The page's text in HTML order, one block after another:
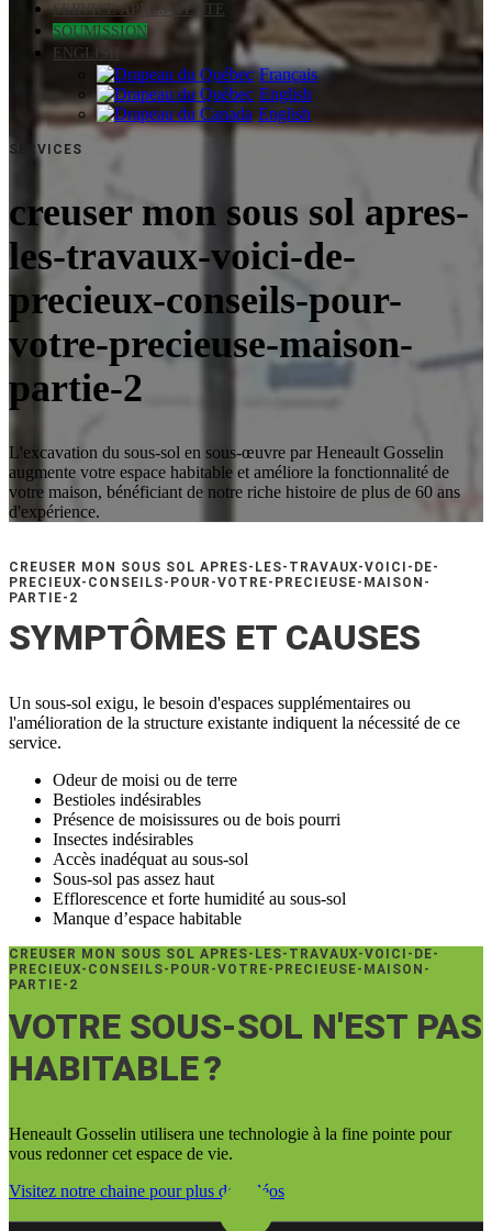
SERVICE APRÈS-VENTE
SOUMISSION
ENGLISH
Français
English
English
SERVICES
creuser mon sous sol apres-
les-travaux-voici-de-
precieux-conseils-pour-
votre-precieuse-maison-
partie-2
L'excavation du sous-sol en sous-œuvre par Heneault Gosselin
augmente votre espace habitable et améliore la fonctionnalité de
votre maison, bénéficiant de notre riche histoire de plus de 60 ans
d'expérience.
CREUSER MON SOUS SOL APRES-LES-TRAVAUX-VOICI-DE-
PRECIEUX-CONSEILS-POUR-VOTRE-PRECIEUSE-MAISON-
PARTIE-2
SYMPTÔMES ET CAUSES
Un sous-sol exigu, le besoin d'espaces supplémentaires ou
l'amélioration de la structure existante indiquent la nécessité de ce
service.
Odeur de moisi ou de terre
Bestioles indésirables
Présence de moisissures ou de bois pourri
Insectes indésirables
Accès inadéquat au sous-sol
Sous-sol pas assez haut
Efflorescence et forte humidité au sous-sol
Manque d’espace habitable
CREUSER MON SOUS SOL APRES-LES-TRAVAUX-VOICI-DE-
PRECIEUX-CONSEILS-POUR-VOTRE-PRECIEUSE-MAISON-
PARTIE-2
VOTRE SOUS-SOL N'EST PAS
HABITABLE ?
Heneault Gosselin utilisera une technologie à la fine pointe pour
vous redonner cet espace de vie.
Visitez notre chaine pour plus de vidéos